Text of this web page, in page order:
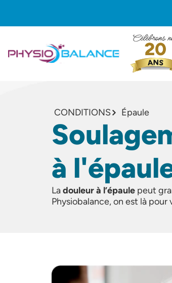
CONDITIONS Épaule
à
Ladouleur à l’épaule peut
Physiobalance, on est là pour